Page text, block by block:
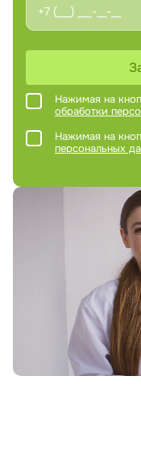
Нажимая на
обработки
Нажимая на
персональных